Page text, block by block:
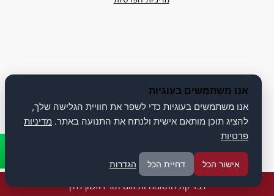
לבדיקת התאמה ותיאום תור ראשון לחץ
אנו משתמשים בעוגיות
אנו משתמשים בעוגיות כדי לשפר את חוויית הגלישה שלך,
להציג תוכן מותאם אישית ולנתח את התנועה באתר. מדיניות
פרטיות
אישור הכל דחיית הכל הגדרות